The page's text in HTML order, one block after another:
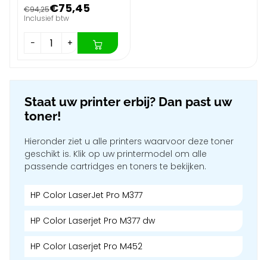
€94,25€75,45
Inclusief btw
− +
Staat uw printer erbij? Dan past uw
toner!
Hieronder ziet u alle printers waarvoor deze toner
geschikt is. Klik op uw printermodel om alle
passende cartridges en toners te bekijken.
HP Color LaserJet Pro M377
HP Color Laserjet Pro M377 dw
HP Color Laserjet Pro M452